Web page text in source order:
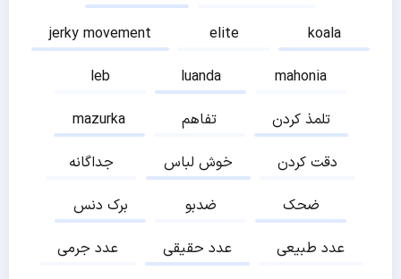
jerky movement
elite
koala
leb
luanda
mahonia
mazurka
تفاهم
تلمذ کردن
جداگانه
خوش لباس
دقت کردن
برک دنس
ضدبو
ضحک
عدد جرمی
عدد حقیقی
عدد طبیعی